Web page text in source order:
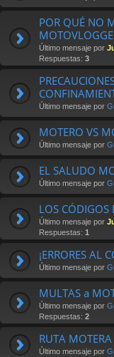
POR QUÉ NO
Último mensaje por
Respuestas: 3
Último mensaje por
MOTERO VS
Último mensaje por
EL SALUDO
Último mensaje por
LOS
Último mensaje por
Respuestas: 1
¡ERRORES AL
Último mensaje por
MULTAS a
Último mensaje por
Respuestas: 2
RUTA
Último mensaje por